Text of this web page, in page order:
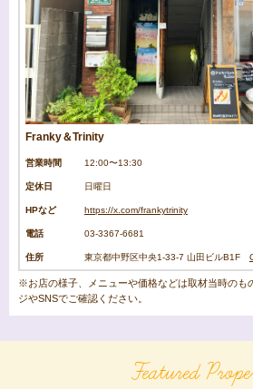
Franky＆Trinity
営業時間 12:00〜13:30
定休日 日曜日
HPなど https://x.com/frankytrinity
電話 03-3367-6681
住所 東京都中野区中央1-33-7 山田ビルB1F
※お店の様子、メニューや価格などは取材当時のも
ジやSNSでご確認ください。
Featured